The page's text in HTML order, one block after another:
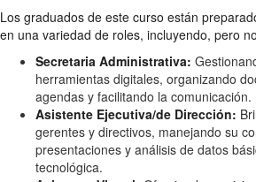
Los graduados de este curso están
en una variedad de roles, incluyendo, pero
Secretaria Administrativa:
herramientas digitales, organizando
agendas y facilitando la comunicación.
Asistente Ejecutiva/de Dirección:
gerentes y directivos, manejando su
presentaciones y análisis de datos
tecnológica.